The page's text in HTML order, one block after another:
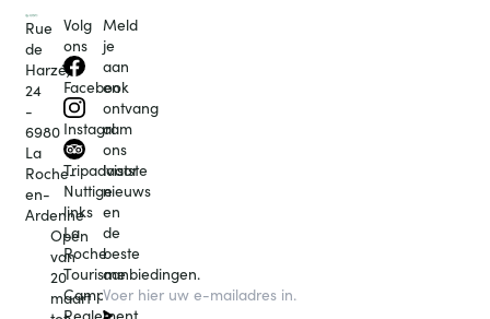
Rue
de
Harzé,
24
-
6980
La
Roche-
en-
Ardenne
Open
van
20
maart
Volg
ons
Facebook
Instagram
Tripadvisor
Nuttige
links
La
Roche
Tourisme
Campingcard
Meld
je
aan
en
ontvang
al
ons
laatste
nieuws
en
de
beste
aanbiedingen.